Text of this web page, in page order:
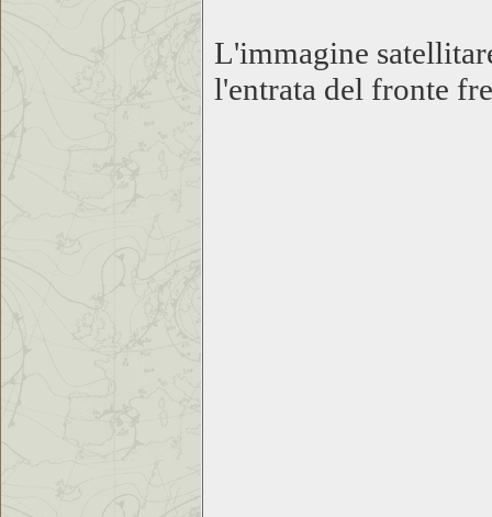
L'immagine
l'entrata del fronte